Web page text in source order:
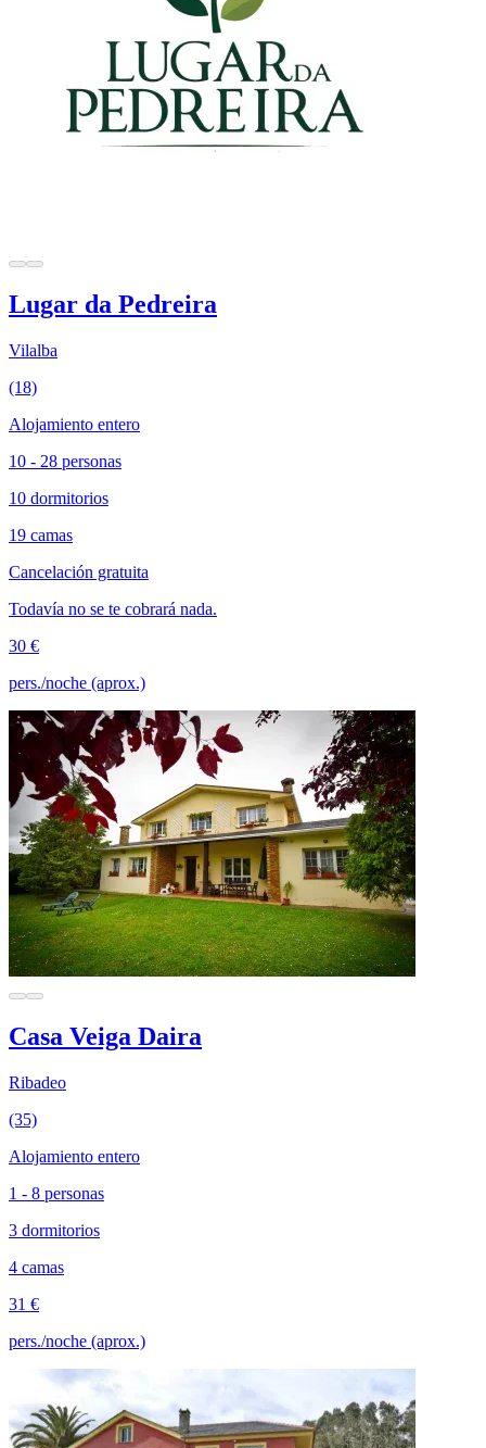
Lugar da Pedreira
Vilalba
(18)
Alojamiento entero
10 - 28 personas
10 dormitorios
19 camas
Cancelación gratuita
Todavía no se te cobrará nada.
30 €
pers./noche (aprox.)
Casa Veiga Daira
Ribadeo
(35)
Alojamiento entero
1 - 8 personas
3 dormitorios
4 camas
31 €
pers./noche (aprox.)